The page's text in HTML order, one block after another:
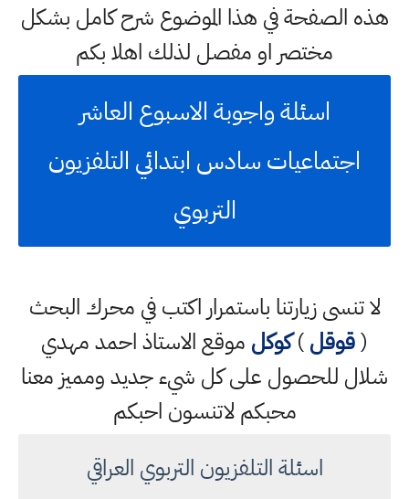
هذه الصفحة في هذا الموضوع شرح كامل بشكل
مختصر او مفصل لذلك اهلا بكم
اسئلة واجوبة الاسبوع العاشر
اجتماعيات سادس ابتدائي التلفزيون
التربوي
لا تنسى زيارتنا باستمرار اكتب في محرك البحث
(قوقل)كوكل موقع الاستاذ احمد مهدي
شلال للحصول على كل شيء جديد ومميز معنا
محبكم لاتنسون احبكم
اسئلة التلفزيون التربوي العراقي